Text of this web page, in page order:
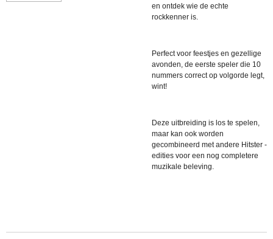
en ontdek wie de echte
rockkenner is.
Perfect voor feestjes en gezellige
avonden, de eerste speler die 10
nummers correct op volgorde legt,
wint!
Deze uitbreiding is los te spelen,
maar kan ook worden
gecombineerd met andere Hitster -
edities voor een nog completere
muzikale beleving.